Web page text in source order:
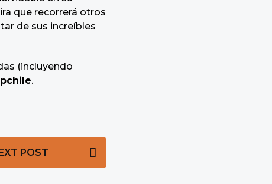
que recorrerá otros
de sus increíbles
(incluyendo
.
POST